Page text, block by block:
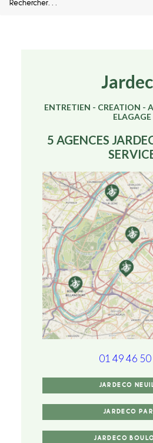
ENTRETIEN - CREATION -
ELAGAGE
5 AGENCES
01 49 46
JARDECO
JARDECO
JARDECO